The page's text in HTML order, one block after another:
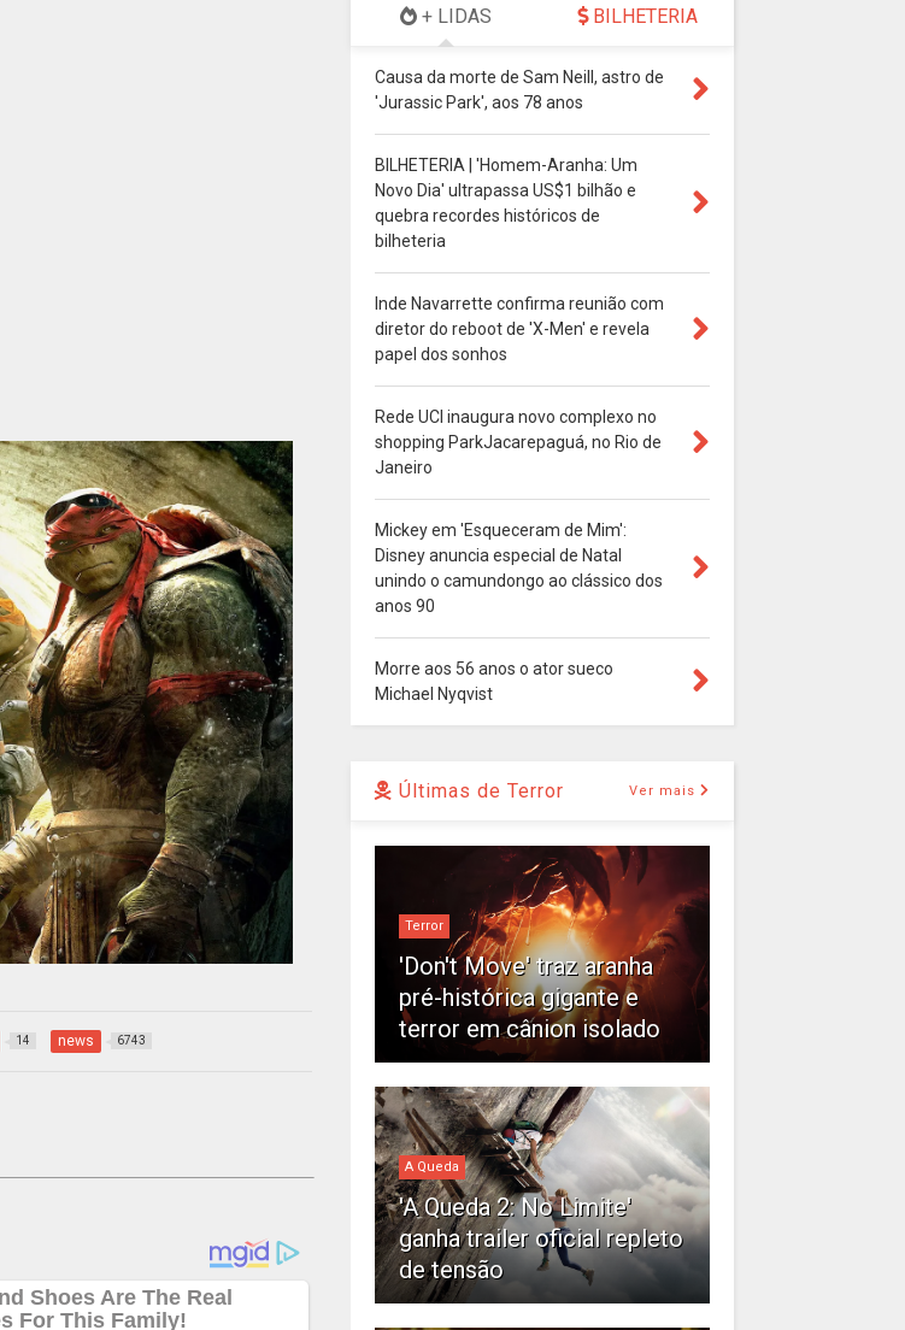
14 news 6743
+ LIDAS BILHETERIA
Causa da morte de Sam Neill, astro de
'Jurassic Park', aos 78 anos
BILHETERIA | 'Homem-Aranha: Um
Novo Dia' ultrapassa US$1 bilhão e
quebra recordes históricos de
bilheteria
Inde Navarrette confirma reunião com
diretor do reboot de 'X-Men' e revela
papel dos sonhos
Rede UCI inaugura novo complexo no
shopping ParkJacarepaguá, no Rio de
Janeiro
Mickey em 'Esqueceram de Mim':
Disney anuncia especial de Natal
unindo o camundongo ao clássico dos
anos 90
Morre aos 56 anos o ator sueco
Michael Nyqvist
Últimas de Terror Ver mais
Terror
'Don't Move' traz aranha
pré-histórica gigante e
terror em cânion isolado
A Queda
'A Queda 2: No Limite'
ganha trailer oficial repleto
de tensão